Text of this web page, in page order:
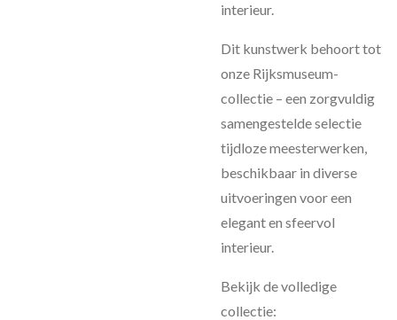
interieur.
Dit kunstwerk behoort tot
onze Rijksmuseum-
collectie – een zorgvuldig
samengestelde selectie
tijdloze meesterwerken,
beschikbaar in diverse
uitvoeringen voor een
elegant en sfeervol
interieur.
Bekijk de volledige
collectie: